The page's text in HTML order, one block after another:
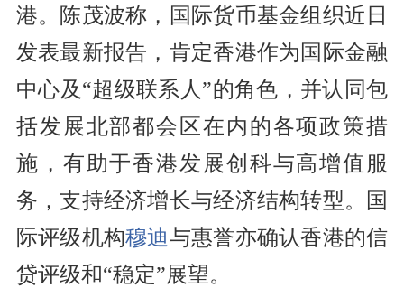
港。陈茂波称，国际货币基金组织近日
发表最新报告，肯定香港作为国际金融
中心及“超级联系人”的角色，并认同包
括发展北部都会区在内的各项政策措
施，有助于香港发展创科与高增值服
务，支持经济增长与经济结构转型。国
际评级机构穆迪与惠誉亦确认香港的信
贷评级和“稳定”展望。